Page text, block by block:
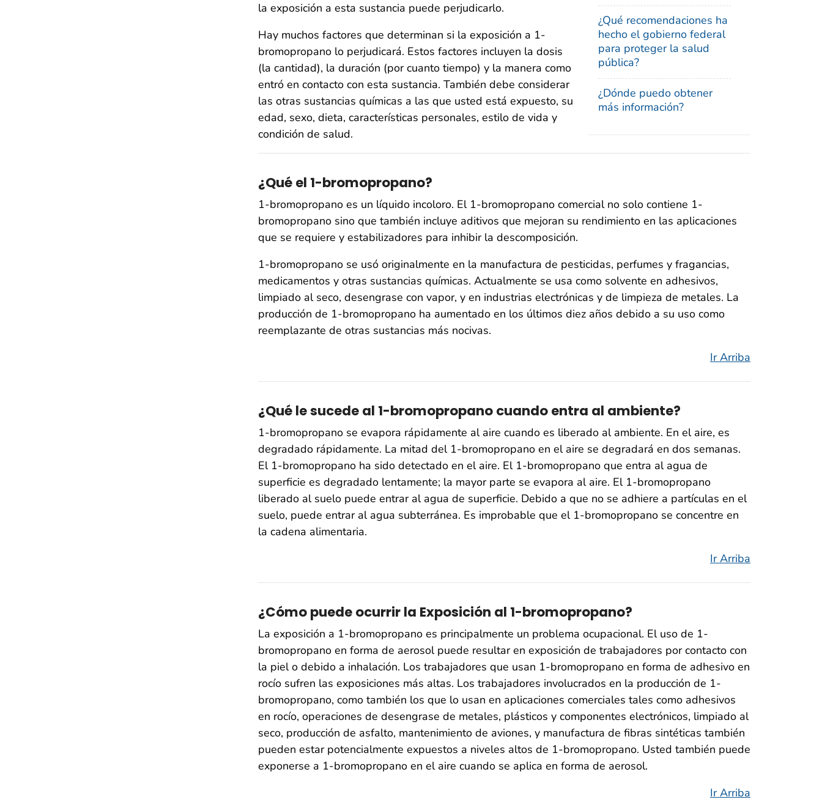
¿Qué recomendaciones ha
hecho el gobierno federal
para proteger la salud
pública?
¿Dónde puedo obtener
más información?
la exposición a esta sustancia puede perjudicarlo.
Hay muchos factores que determinan si la exposición a 1-
bromopropano lo perjudicará. Estos factores incluyen la dosis
(la cantidad), la duración (por cuanto tiempo) y la manera como
entró en contacto con esta sustancia. También debe considerar
las otras sustancias químicas a las que usted está expuesto, su
edad, sexo, dieta, características personales, estilo de vida y
condición de salud.
¿Qué el 1-bromopropano?
1-bromopropano es un líquido incoloro. El 1-bromopropano comercial no solo contiene 1-
bromopropano sino que también incluye aditivos que mejoran su rendimiento en las aplicaciones
que se requiere y estabilizadores para inhibir la descomposición.
1-bromopropano se usó originalmente en la manufactura de pesticidas, perfumes y fragancias,
medicamentos y otras sustancias químicas. Actualmente se usa como solvente en adhesivos,
limpiado al seco, desengrase con vapor, y en industrias electrónicas y de limpieza de metales. La
producción de 1-bromopropano ha aumentado en los últimos diez años debido a su uso como
reemplazante de otras sustancias más nocivas.
Ir Arriba
¿Qué le sucede al 1-bromopropano cuando entra al ambiente?
1-bromopropano se evapora rápidamente al aire cuando es liberado al ambiente. En el aire, es
degradado rápidamente. La mitad del 1-bromopropano en el aire se degradará en dos semanas.
El 1-bromopropano ha sido detectado en el aire. El 1-bromopropano que entra al agua de
superficie es degradado lentamente; la mayor parte se evapora al aire. El 1-bromopropano
liberado al suelo puede entrar al agua de superficie. Debido a que no se adhiere a partículas en el
suelo, puede entrar al agua subterránea. Es improbable que el 1-bromopropano se concentre en
la cadena alimentaria.
Ir Arriba
¿Cómo puede ocurrir la Exposición al 1-bromopropano?
La exposición a 1-bromopropano es principalmente un problema ocupacional. El uso de 1-
bromopropano en forma de aerosol puede resultar en exposición de trabajadores por contacto con
la piel o debido a inhalación. Los trabajadores que usan 1-bromopropano en forma de adhesivo en
rocío sufren las exposiciones más altas. Los trabajadores involucrados en la producción de 1-
bromopropano, como también los que lo usan en aplicaciones comerciales tales como adhesivos
en rocío, operaciones de desengrase de metales, plásticos y componentes electrónicos, limpiado al
seco, producción de asfalto, mantenimiento de aviones, y manufactura de fibras sintéticas también
pueden estar potencialmente expuestos a niveles altos de 1-bromopropano. Usted también puede
exponerse a 1-bromopropano en el aire cuando se aplica en forma de aerosol.
Ir Arriba